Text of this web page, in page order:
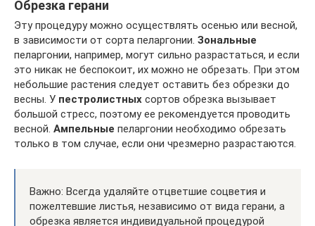
Обрезка герани
Эту процедуру можно осуществлять осенью или весной,
в зависимости от сорта пеларгонии. Зональные
пеларгонии, например, могут сильно разрастаться, и если
это никак не беспокоит, их можно не обрезать. При этом
небольшие растения следует оставить без обрезки до
весны. У пестролистных сортов обрезка вызывает
большой стресс, поэтому ее рекомендуется проводить
весной. Ампельные пеларгонии необходимо обрезать
только в том случае, если они чрезмерно разрастаются.
Важно: Всегда удаляйте отцветшие соцветия и
пожелтевшие листья, независимо от вида герани, а
обрезка является индивидуальной процедурой